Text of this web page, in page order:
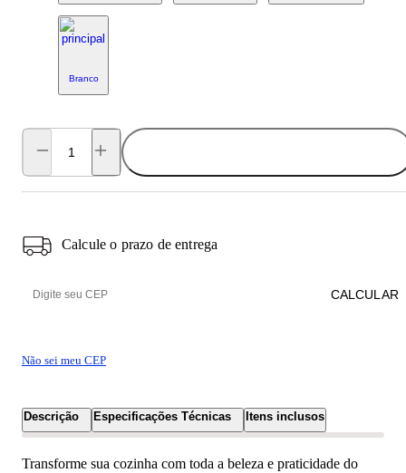
Branco
Calcule o prazo de entrega
Não sei meu CEP
CALCULAR
Descrição Especificações Técnicas Itens inclusos
Transforme sua cozinha com toda a beleza e praticidade do